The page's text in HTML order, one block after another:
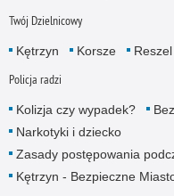
Twój Dzielnicowy
Kętrzyn Korsze Reszel
Policja radzi
Kolizja czy wypadek?
Narkotyki i dziecko
Zasady postępowania
Kętrzyn - Bezpieczne